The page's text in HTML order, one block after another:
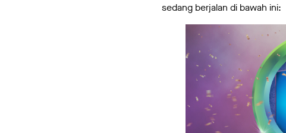
sedang berjalan di bawah ini: